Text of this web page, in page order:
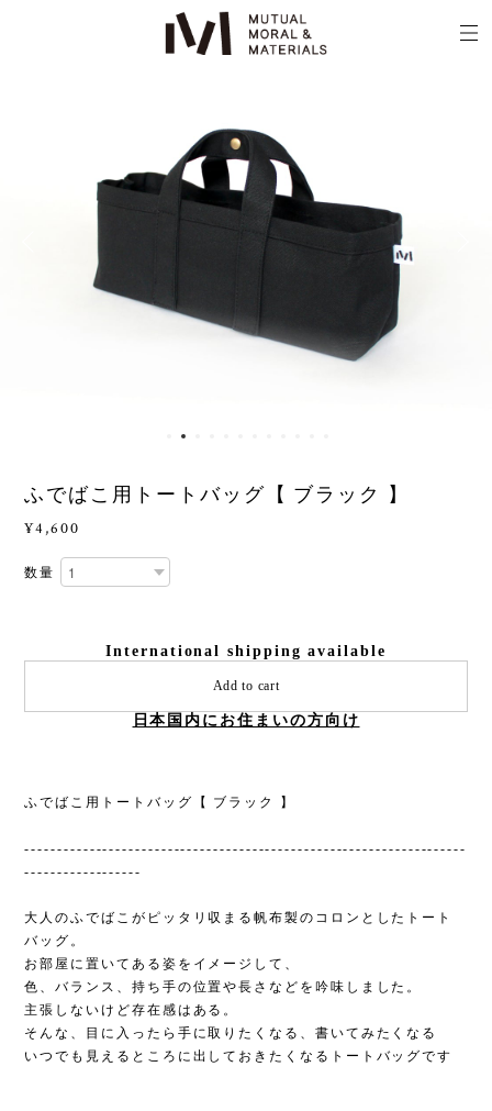
ふでばこ用トートバッグ【 ブラック 】
¥4,600
数量
International shipping available
Add to cart
日本国内にお住まいの方向け
ふでばこ用トートバッグ【 ブラック 】
--------------------------------------------------------------------
------------------
大人のふでばこがピッタリ収まる帆布製のコロンとしたトート
バッグ。
お部屋に置いてある姿をイメージして、
色、バランス、持ち手の位置や長さなどを吟味しました。
主張しないけど存在感はある。
そんな、目に入ったら手に取りたくなる、書いてみたくなる
いつでも見えるところに出しておきたくなるトートバッグです